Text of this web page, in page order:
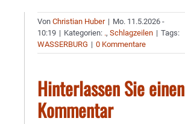
VonChristian Huber | Mo. 11.5.2026 -
10:19 | Kategorien: .,Schlagzeilen | Tags:
WASSERBURG | 0 Kommentare
Hinterlassen Sie einen
Kommentar